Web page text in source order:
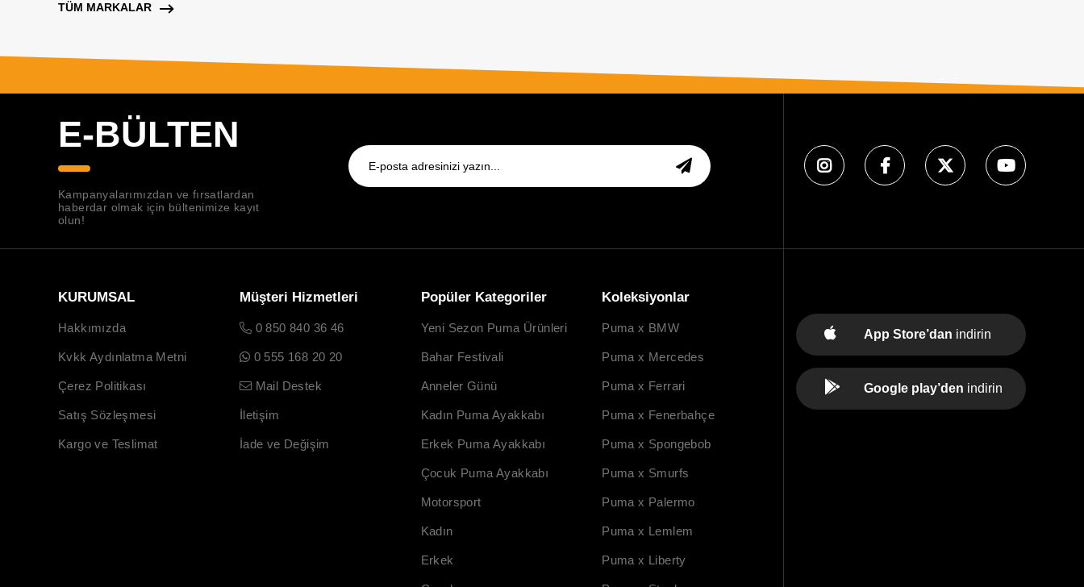
TÜM MARKALAR
E-BÜLTEN
Kampanyalarımızdan ve fırsatlardan
haberdar olmak için bültenimize kayıt
olun!
KURUMSAL
Hakkımızda
Kvkk Aydınlatma Metni
Çerez Politikası
Satış Sözleşmesi
Kargo ve Teslimat
Müşteri Hizmetleri
0 850 840 36 46
0 555 168 20 20
Mail Destek
İletişim
İade ve Değişim
Popüler Kategoriler
Yeni Sezon Puma Ürünleri
Bahar Festivali
Anneler Günü
Kadın Puma Ayakkabı
Erkek Puma Ayakkabı
Çocuk Puma Ayakkabı
Motorsport
Kadın
Erkek
Koleksiyonlar
Puma x BMW
Puma x Mercedes
Puma x Ferrari
Puma x Fenerbahçe
Puma x Spongebob
Puma x Smurfs
Puma x Palermo
Puma x Lemlem
Puma x Liberty
App Store’dan indirin
Google play’den indirin